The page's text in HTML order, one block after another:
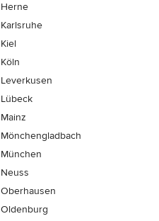
Herne
Karlsruhe
Kiel
Köln
Leverkusen
Lübeck
Mainz
Mönchen­gladbach
München
Neuss
Oberhausen
Oldenburg